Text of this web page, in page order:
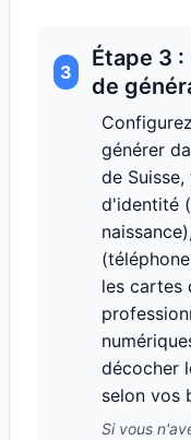
3
Étape 3
de
générer
de
d'identité
les cartes
décocher
selon vos
Si vous